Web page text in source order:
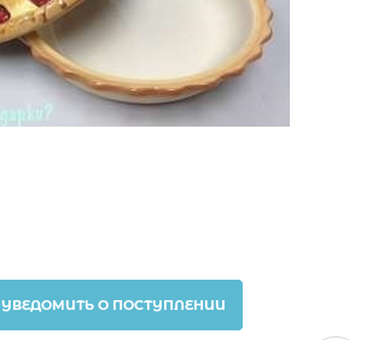
УВЕДОМИТЬ О ПОСТУПЛЕНИИ